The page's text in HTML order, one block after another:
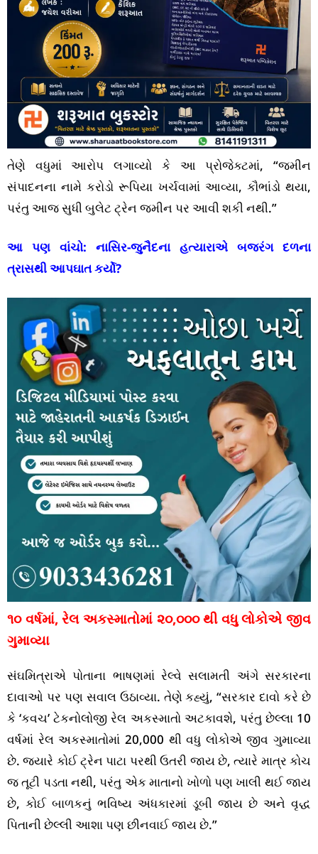
તેણે વધુમાં આરોપ લગાવ્યો કે આ પ્રોજેક્ટમાં, “જમીન
સંપાદનના નામે કરોડો રૂપિયા ખર્ચવામાં આવ્યા, કૌભાંડો થયા,
પરંતુ આજ સુધી બુલેટ ટ્રેન જમીન પર આવી શકી નથી.”
આ પણ વાંચો: નાસિર-જુનૈદના હત્યારાએ બજરંગ દળના
ત્રાસથી આપઘાત કર્યો?
૧૦ વર્ષમાં, રેલ અકસ્માતોમાં ૨૦,૦૦૦ થી વધુ લોકોએ જીવ
ગુમાવ્યા
સંઘમિત્રાએ પોતાના ભાષણમાં રેલ્વે સલામતી અંગે સરકારના
દાવાઓ પર પણ સવાલ ઉઠાવ્યા. તેણે કહ્યું, “સરકાર દાવો કરે છે
કે ‘કવચ’ ટેકનોલોજી રેલ અકસ્માતો અટકાવશે, પરંતુ છેલ્લા 10
વર્ષમાં રેલ અકસ્માતોમાં 20,000 થી વધુ લોકોએ જીવ ગુમાવ્યા
છે. જ્યારે કોઈ ટ્રેન પાટા પરથી ઉતરી જાય છે, ત્યારે માત્ર કોચ
જ તૂટી પડતા નથી, પરંતુ એક માતાનો ખોળો પણ ખાલી થઈ જાય
છે, કોઈ બાળકનું ભવિષ્ય અંધકારમાં ડૂબી જાય છે અને વૃદ્ધ
પિતાની છેલ્લી આશા પણ છીનવાઈ જાય છે.”